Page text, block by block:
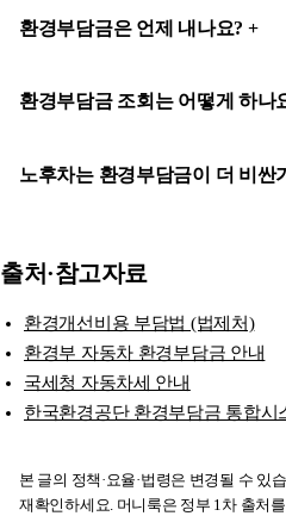
환경부담금은 언제 내나요?
환경부담금 조회는 어떻게 하나
노후차는 환경부담금이 더 비싼
출처·참고자료
환경개선비용 부담법 (법제처)
환경부 자동차 환경부담금 안내
국세청 자동차세 안내
한국환경공단 환경부담금 통합시
본 글의 정책·요율·법령은 변경될 수 있
재확인하세요. 머니룩은 정부 1차 출처